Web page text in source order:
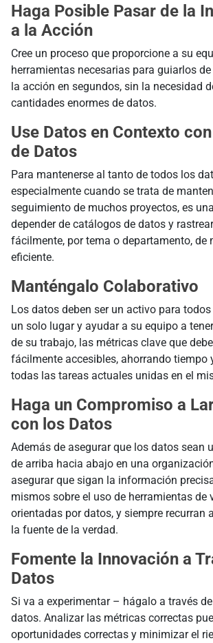
Haga Posible Pasar de la
a la Acción
Cree un proceso que proporcione a su
herramientas necesarias para guiarlos
la acción en segundos, sin la necesidad
cantidades enormes de datos.
Use Datos en Contexto
de Datos
Para mantenerse al tanto de todos los
especialmente cuando se trata de
seguimiento de muchos proyectos, es
depender de catálogos de datos y
fácilmente, por tema o departamento, de
eficiente.
Manténgalo Colaborativo
Los datos deben ser un activo para
un solo lugar y ayudar a su equipo a
de su trabajo, las métricas clave que
fácilmente accesibles, ahorrando tiempo
todas las tareas actuales unidas en el
Haga un Compromiso a
con los Datos
Además de asegurar que los datos sean
de arriba hacia abajo en una
asegurar que sigan la información
mismos sobre el uso de herramientas de
orientadas por datos, y siempre recurran
la fuente de la verdad.
Fomente la Innovación a
Datos
Si va a experimentar – hágalo a través
datos. Analizar las métricas correctas
oportunidades correctas y minimizar el